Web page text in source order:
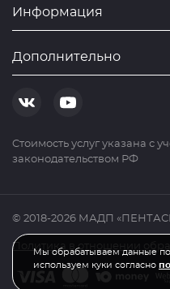
Мы обрабатываем данные
используем куки согласно
Информация
Дополнительно
Cтоимость услуг указана с
законодательством РФ
© 2018-2026 МАДП
Политика в отношении